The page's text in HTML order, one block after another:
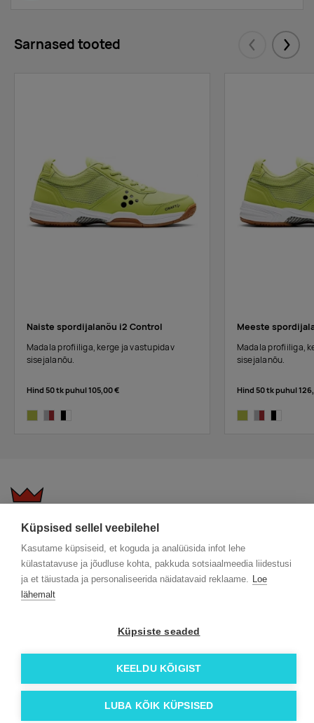
Küpsised sellel veebilehel
Kasutame küpsiseid, et koguda ja analüüsida infot lehe
külastatavuse ja jõudluse kohta, pakkuda sotsiaalmeedia liidestusi
ja et täiustada ja personaliseerida näidatavaid reklaame. Loe
lähemalt
Küpsiste seaded
KEELDU KÕIGIST
LUBA KÕIK KÜPSISED
Sarnased tooted Eelmised
Naiste spordijalanõu i2 Control
Madala profiiliga, kerge ja vastupidav
sisejalanõu.
Hind 50 tk puhul105,00 €
Meeste
Madala profiiliga,
sisejalanõu.
Hind 50 tk puhul
Trükitehnikad
Meist lähemalt
ÖKO reklaamkingitused
Meeskond
Kontakt
Facebook
© 2026 Roi OÜ | Kõik õigused on kaitstud.